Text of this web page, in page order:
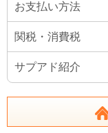
お支払い方法
関税・消費税
サプアド紹介